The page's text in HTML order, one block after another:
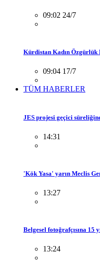
09:02 24/7
Kürdistan Kadın Özgürlük
09:04 17/7
TÜM HABERLER
JES projesi geçici
14:31
'Kök Yasa' yarın Meclis
13:27
Belgesel fotoğrafçısına 15
13:24